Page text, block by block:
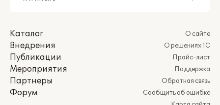
Каталог
Внедрения
Публикации
Мероприятия
Партнеры
Форум
О сайте
О решениях 1С
Прайс-лист
Поддержка
Обратная связь
Сообщить об ошибке